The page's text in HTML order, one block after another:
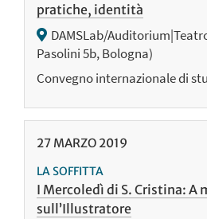
pratiche, identità
DAMSLab/
Pasolini 5b, Bologna)
Convegno internazionale di
27 MARZO 2019
LA SOFFITTA
I Mercoledì di S. Cristina: A
sull’Illustratore